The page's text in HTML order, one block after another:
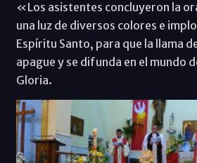
«Los asistentes concluyeron la
una luz de diversos colores e
Espíritu Santo, para que la llama
apague y se difunda en el mundo
Gloria.